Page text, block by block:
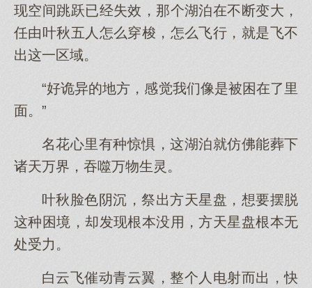
现空间跳跃已经失效，那个湖泊在不断变大，
任由叶秋五人怎么穿梭，怎么飞行，就是飞不
出这一区域。
“好诡异的地方，感觉我们像是被困在了里
面。”
名花心里有种惊惧，这湖泊就仿佛能葬下
诸天万界，吞噬万物生灵。
叶秋脸色阴沉，祭出方天星盘，想要摆脱
这种困境，却发现根本没用，方天星盘根本无
处受力。
白云飞催动青云翼，整个人电射而出，快